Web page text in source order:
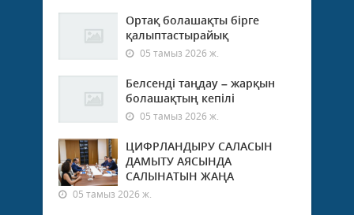
Ортақ болашақты бірге
қалыптастырайық
05 тамыз 2026 ж.
Белсенді таңдау – жарқын
болашақтың кепілі
05 тамыз 2026 ж.
ЦИФРЛАНДЫРУ САЛАСЫН
ДАМЫТУ АЯСЫНДА
САЛЫНАТЫН ЖАҢА
05 тамыз 2026 ж.